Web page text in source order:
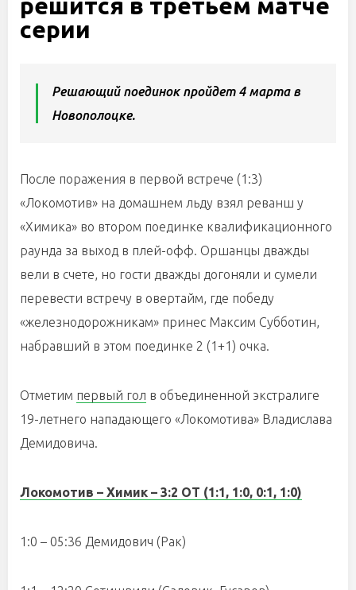
решится в третьем матче
серии
Решающий поединок пройдет 4 марта в
Новополоцке.
После поражения в первой встрече (1:3)
«Локомотив» на домашнем льду взял реванш у
«Химика» во втором поединке квалификационного
раунда за выход в плей-офф. Оршанцы дважды
вели в счете, но гости дважды догоняли и сумели
перевести встречу в овертайм, где победу
«железнодорожникам» принес Максим Субботин,
набравший в этом поединке 2 (1+1) очка.
Отметим первый гол в объединенной экстралиге
19-летнего нападающего «Локомотива» Владислава
Демидовича.
Локомотив – Химик – 3:2 ОТ (1:1, 1:0, 0:1, 1:0)
1:0 – 05:36 Демидович (Рак)